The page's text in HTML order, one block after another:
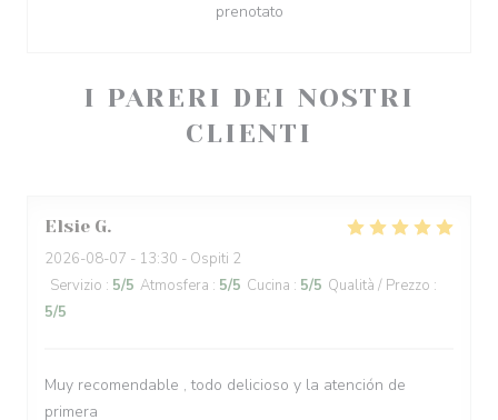
I PARERI DEI NOSTRI
CLIENTI
Elsie G
2026-08-07 - 13:30 - Ospiti 2
Servizio : 5/5 Atmosfera : 5/5 Cucina : 5/5 Qualità / Prezzo :
5/5
Muy recomendable , todo delicioso y la atención de
primera
prenotato